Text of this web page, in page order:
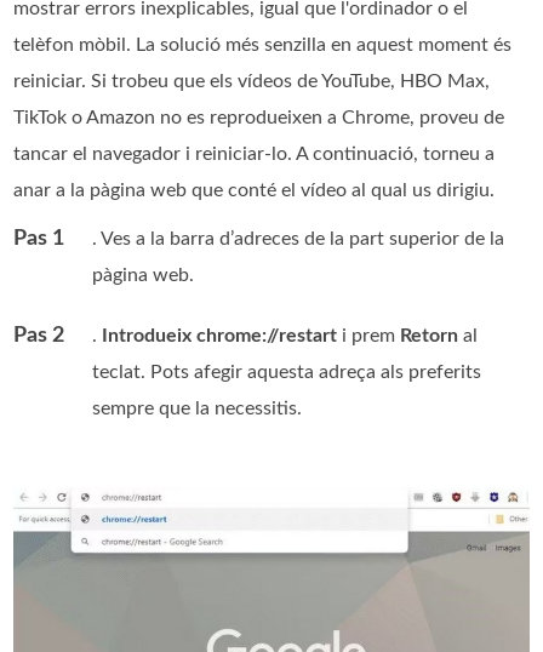
mostrar errors inexplicables, igual que l'ordinador o el
telèfon mòbil. La solució més senzilla en aquest moment és
reiniciar. Si trobeu que els vídeos de YouTube, HBO Max,
TikTok o Amazon no es reprodueixen a Chrome, proveu de
tancar el navegador i reiniciar-lo. A continuació, torneu a
anar a la pàgina web que conté el vídeo al qual us dirigiu.
Pas 1
. Ves a la barra d’adreces de la part superior de la
pàgina web.
Pas 2 . Introdueix chrome://restart i prem Retorn al
teclat. Pots afegir aquesta adreça als preferits
sempre que la necessitis.